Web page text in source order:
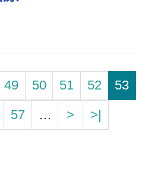
49 50 51 52
53
57 … > >|